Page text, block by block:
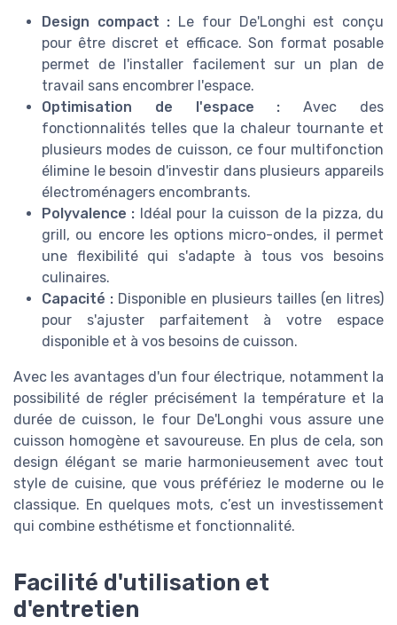
Design compact : Le four De'Longhi est conçu
pour être discret et efficace. Son format posable
permet de l'installer facilement sur un plan de
travail sans encombrer l'espace.
Optimisation de l'espace : Avec des
fonctionnalités telles que la chaleur tournante et
plusieurs modes de cuisson, ce four multifonction
élimine le besoin d'investir dans plusieurs appareils
électroménagers encombrants.
Polyvalence : Idéal pour la cuisson de la pizza, du
grill, ou encore les options micro-ondes, il permet
une flexibilité qui s'adapte à tous vos besoins
culinaires.
Capacité : Disponible en plusieurs tailles (en litres)
pour s'ajuster parfaitement à votre espace
disponible et à vos besoins de cuisson.
Avec les avantages d'un four électrique, notamment la
possibilité de régler précisément la température et la
durée de cuisson, le four De'Longhi vous assure une
cuisson homogène et savoureuse. En plus de cela, son
design élégant se marie harmonieusement avec tout
style de cuisine, que vous préfériez le moderne ou le
classique. En quelques mots, c’est un investissement
qui combine esthétisme et fonctionnalité.
Facilité d'utilisation et
d'entretien